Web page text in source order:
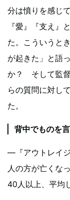
分は憤りを感じ
『愛』『支え』
た。こういうと
が起きた」と語
か？ そして監
らの質問に対し
た。
背中でものを
―『アウトレイ
人の方が亡くな
40人以上、平均